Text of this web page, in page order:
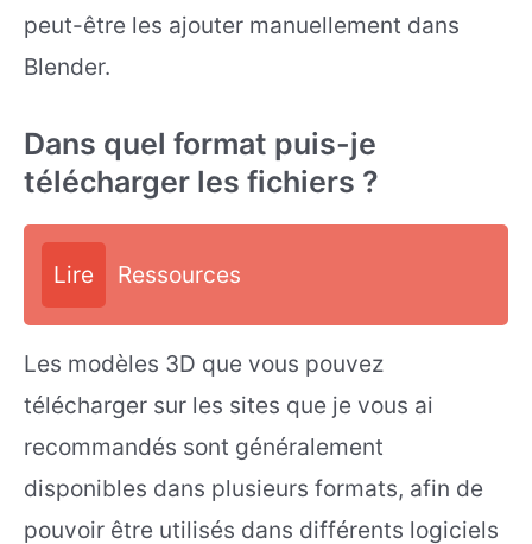
peut-être les ajouter manuellement dans
Blender.
Dans quel format puis-je
télécharger les fichiers ?
Lire Ressources
Les modèles 3D que vous pouvez
télécharger sur les sites que je vous ai
recommandés sont généralement
disponibles dans plusieurs formats, afin de
pouvoir être utilisés dans différents logiciels